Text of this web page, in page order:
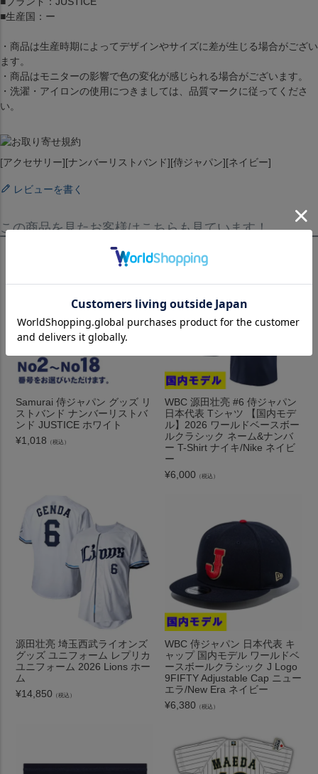
■生産国：ー
・商品は生産時期によってデザインやサイズに差が生じる場合がござい
ます。
・商品はモニターの影響で色の変化が感じられる場合がございます。
・洗濯・アイロンの使用につきましては、品質マークに従ってくださ
い。
[アクセサリー][ナンバーリストバンド][侍ジャパン][ネイビー]
レビューを書く
この商品を見たお客様はこちらも見ています！
Samurai 侍ジャパン グッズ リ
ストバンド ナンバーリストバ
ンド JUSTICE ホワイト
¥1,018 （税込）
WBC 源田壮亮 #6 侍ジャパン
日本代表 Tシャツ 【国内モデ
ル】2026 ワールドベースボー
ルクラシック ネーム&ナンバ
ー T-Shirt ナイキ/Nike ネイビ
ー
¥6,000 （税込）
源田壮亮 埼玉西武ライオンズ
グッズ ユニフォーム レプリカ
ユニフォーム 2026 Lions ホー
ム
¥14,850 （税込）
WBC 侍ジャパン 日本代表 キ
ャップ 国内モデル ワールドベ
ースボールクラシック J Logo
9FIFTY Adjustable Cap ニュー
エラ/New Era ネイビー
¥6,380 （税込）